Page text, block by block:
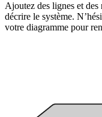
Ajoutez des lignes et
décrire le système.
votre diagramme pour